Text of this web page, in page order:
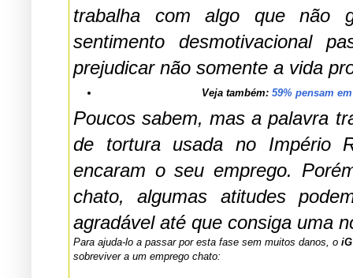
trabalha com algo que não
sentimento desmotivacional
prejudicar não somente a vida
Veja também:59% pensam
Poucos sabem, mas a palavra
de tortura usada no Império
encaram o seu emprego. Porém,
chato, algumas atitudes
agradável até que consiga uma
Para ajuda-lo a passar por esta fase sem muitos danos, o iG
sobreviver a um emprego chato: